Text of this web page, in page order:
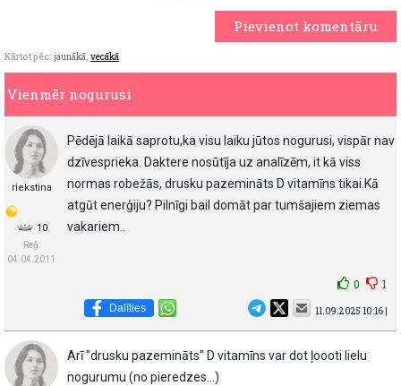
Pievienot komentāru
Kārtot pēc: jaunākā, vecākā
Vienmēr nogurusi
riekstina
10
Reģ:
04.04.2011
Pēdējā laikā saprotu,ka visu laiku jūtos nogurusi, vispār nav
dzīvesprieka. Daktere nosūtīja uz analīzēm, it kā viss
normas robežās, drusku pazemināts D vitamīns tikai.Kā
atgūt enerģiju? Pilnīgi bail domāt par tumšajiem ziemas
vakariem..
0 1
Dalīties 11.09.2025 10:16 |
Arī "drusku pazemināts" D vitamīns var dot ļoooti lielu
nogurumu (no pieredzes...)